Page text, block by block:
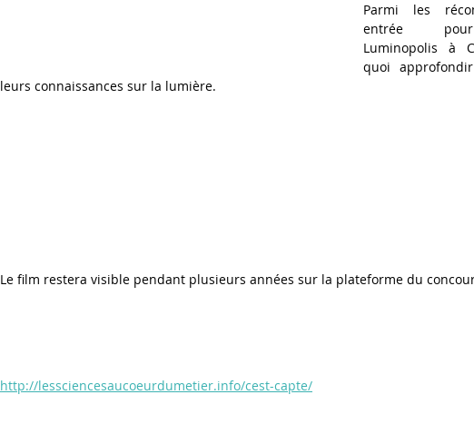
Parmi les
entrée pour
Luminopolis à
quoi
leurs connaissances sur la lumière.
Le film restera visible pendant plusieurs années sur la plateforme du
http://lessciencesaucoeurdumetier.info/cest-capte/